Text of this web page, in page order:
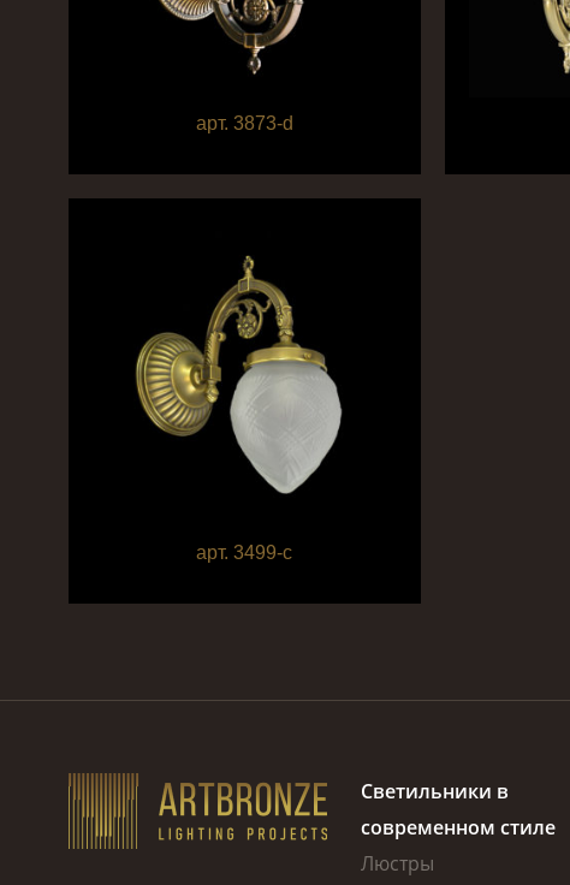
арт. 3873-d
арт. 3499-c
Светильники в
современном стиле
Люстры